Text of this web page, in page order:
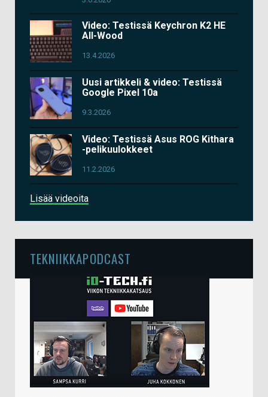
Video: Testissä Keychron K2 HE
All-Wood
13.4.2026
Uusi artikkeli & video: Testissä
Google Pixel 10a
9.3.2026
Video: Testissä Asus ROG Kithara
-pelikuulokkeet
11.2.2026
Lisää videoita
TEKNIIKKAPODCAST